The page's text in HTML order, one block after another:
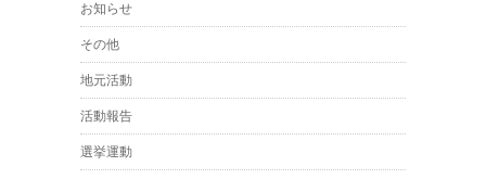
お知らせ
その他
地元活動
活動報告
選挙運動